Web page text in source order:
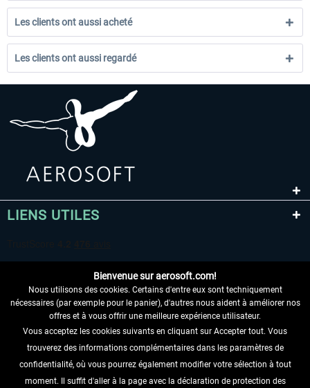
Les clients ont aussi acheté
Les clients ont aussi regardé
LIENS UTILES
RENONCER AU CONTRAT ICI
INFORMATIONS
Bienvenue sur aerosoft.com!
Nous utilisons des cookies. Certains d'entre eux sont techniquement
nécessaires (par exemple pour le panier), d'autres nous aident à améliorer nos
offres et à vous offrir une meilleure expérience utilisateur.
Vous acceptez les cookies suivants en cliquant sur Accepter tout. Vous
trouverez des informations complémentaires dans les paramètres de
confidentialité, où vous pourrez également modifier votre sélection à tout
moment. Il suffit d'aller à la page avec la déclaration de protection des